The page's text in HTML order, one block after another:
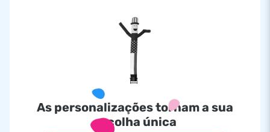
As personalizações tornam a sua
escolha única